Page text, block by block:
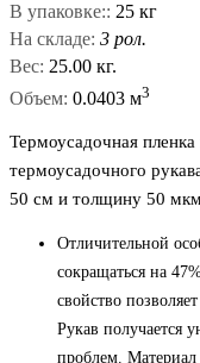
В упаковке:: 25 кг
На складе: 3 рол.
Вес: 25.00 кг.
Объем: 0.0403 м3
Термоусадочная
термоусадочного
50 см и толщину 50
Отличительной
сокращаться на
свойство
Рукав получается
проблем. Материал